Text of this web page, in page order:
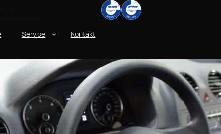
Service Kontakt